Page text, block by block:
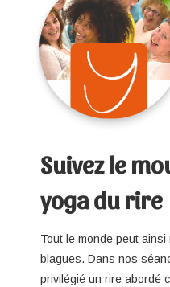
Suivez le
yoga du rire
Tout le monde peut
blagues. Dans nos
privilégié un rire abordé